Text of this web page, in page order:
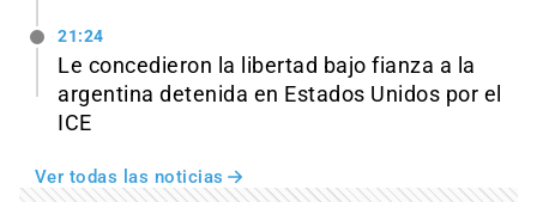
21:24
Le concedieron la libertad bajo fianza a la
argentina detenida en Estados Unidos por el
ICE
Ver todas las noticias